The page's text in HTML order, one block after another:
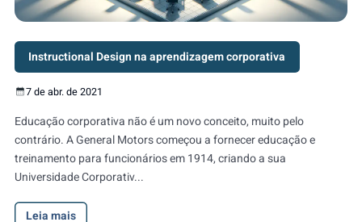
Instructional Design na aprendizagem corporativa
7 de abr. de 2021
Educação corporativa não é um novo conceito, muito pelo
contrário. A General Motors começou a fornecer educação e
treinamento para funcionários em 1914, criando a sua
Universidade Corporativ...
Leia mais